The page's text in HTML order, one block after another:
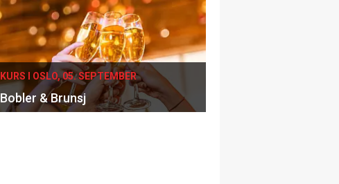
KURS I OSLO, 05. SEPTEMBER
Bobler & Brunsj